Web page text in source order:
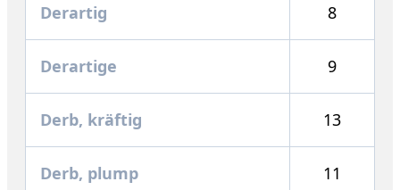
Derartig 8
Derartige 9
Derb, kräftig 13
Derb, plump 11